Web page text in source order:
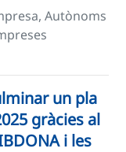
Autònoms
un pla
gràcies al
i les